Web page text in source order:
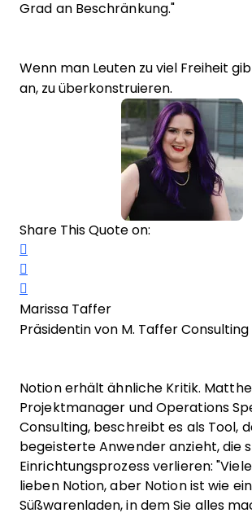
Grad an Beschränkung."
Wenn man Leuten zu viel Freiheit
an, zu überkonstruieren.
Share This Quote on:
Marissa Taffer
Präsidentin von M. Taffer Consulting
Notion erhält ähnliche Kritik.
Projektmanager und Operations
Consulting, beschreibt es als Tool,
begeisterte Anwender anzieht, die
Einrichtungsprozess verlieren:
lieben Notion, aber Notion ist wie ein
Süßwarenladen, in dem Sie alles